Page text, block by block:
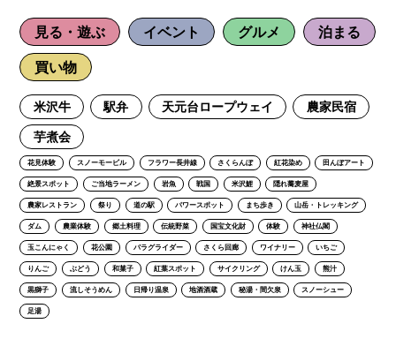
見る・遊ぶ イベント グルメ 泊まる
買い物
米沢牛 駅弁 天元台ロープウェイ 農家民宿
芋煮会
花見体験 スノーモービル フラワー長井線 さくらんぼ 紅花染め 田んぼアート
絶景スポット ご当地ラーメン 岩魚 戦国 米沢鯉 隠れ蕎麦屋
農家レストラン 祭り 道の駅 パワースポット まち歩き 山岳・トレッキング
ダム 農業体験 郷土料理 伝統野菜 国宝文化財 体験 神社仏閣
玉こんにゃく 花公園 パラグライダー さくら回廊 ワイナリー いちご
りんご ぶどう 和菓子 紅葉スポット サイクリング けん玉 熊汁
黒獅子 流しそうめん 日帰り温泉 地酒酒蔵 秘湯・間欠泉 スノーシュー
足湯